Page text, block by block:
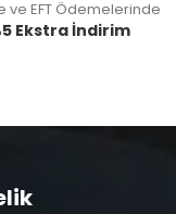
ve EFT Ödemelerinde
Ekstra İndirim